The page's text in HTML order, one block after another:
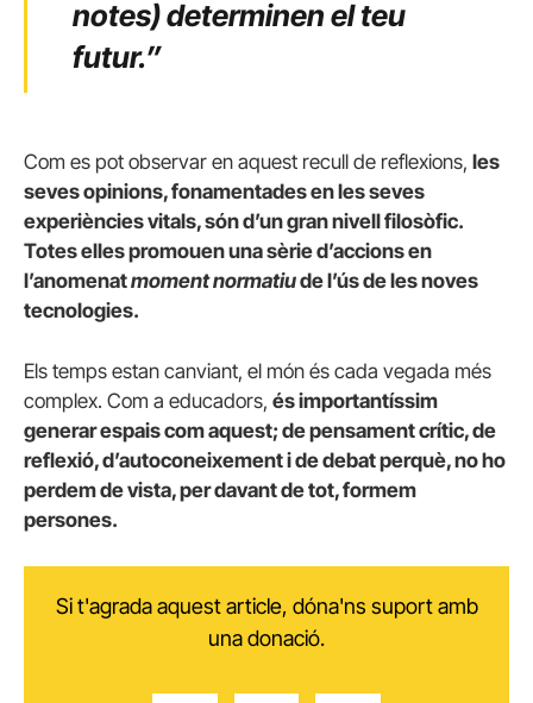
notes) determinen el teu
futur.”
Com es pot observar en aquest recull de reflexions, les
seves opinions, fonamentades en les seves
experiències vitals, són d’un gran nivell filosòfic.
Totes elles promouen una sèrie d’accions en
l’anomenatmoment normatiude l’ús de les noves
tecnologies.
Els temps estan canviant, el món és cada vegada més
complex. Com a educadors, és importantíssim
generar espais com aquest; de pensament crític, de
reflexió, d’autoconeixement i de debat perquè, no ho
perdem de vista, per davant de tot, formem
persones.
Si t'agrada aquest article, dóna'ns suport amb
una donació.